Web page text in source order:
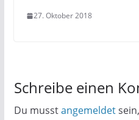
27. Oktober 2018
Schreibe einen
Du musstangemeldet